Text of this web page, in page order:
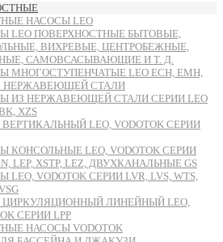
НАСОСЫ LEO
LEO ПОВЕРХНОСТНЫЕ БЫТОВЫЕ,
ВИХРЕВЫЕ, ЦЕНТРОБЕЖНЫЕ,
САМОВСАСЫВАЮЩИЕ И Т. Д.
МНОГОСТУПЕНЧАТЫЕ LEO ECH, EMH,
НЕРЖАВЕЮЩЕЙ СТАЛИ
ИЗ НЕРЖАВЕЮЩЕЙ СТАЛИ СЕРИИ LEO
XZS
LEO, VODOTOK СЕРИИ
КОНСОЛЬНЫЕ LEO, VODOTOK СЕРИИ
LEP, XSTP, LEZ, ДВУХКАНАЛЬНЫЕ GS
VODOTOK СЕРИИ LVR, LVS, WTS,
ЛИНЕЙНЫЙ LEO,
СЕРИИ LPP
НАСОСЫ VODOTOK